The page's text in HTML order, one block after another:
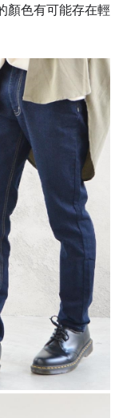
顏色有可能存在輕